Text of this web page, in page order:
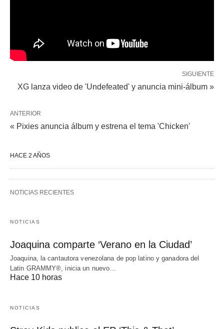
SIGUIENTE
XG lanza video de 'Undefeated' y anuncia mini-álbum »
ANTERIOR
« Pixies anuncia álbum y estrena el tema 'Chicken'
HACE 2 AÑOS
NOTICIAS RECIENTES
NOTICIAS
Joaquina comparte ‘Verano en la Ciudad’
Joaquina, la cantautora venezolana de pop latino y ganadora del
Latin GRAMMY®, inicia un nuevo…
Hace 10 horas
NOTICIAS